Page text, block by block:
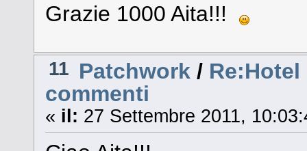
Grazie 1000 Aita!!!
11 Patchwork /
commenti
« il: 27 Settembre 2011,